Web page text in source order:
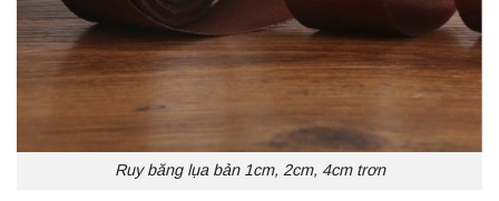
Ruy băng lụa bản 1cm, 2cm, 4cm trơn